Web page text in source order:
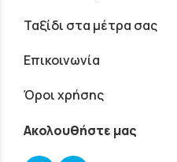
Ταξίδι στα μέτρα σας
Επικοινωνία
Όροι χρήσης
Ακολουθήστε μας